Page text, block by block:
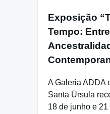
Exposição
Tempo: Entre
A Galeria ADDA
Santa Úrsula
18 de junho e